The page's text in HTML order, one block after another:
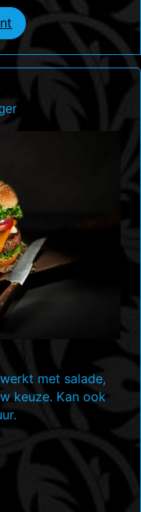
met salade,
keuze. Kan ook